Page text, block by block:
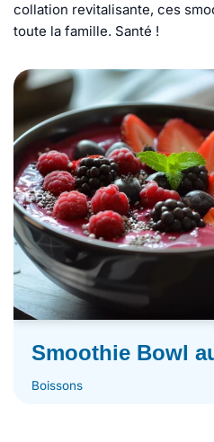
collation revitalisante, ces
toute la famille. Santé !
Smoothie Bowl
Boissons